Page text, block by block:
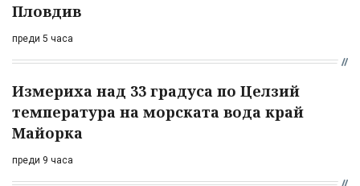
Пловдив
преди 5 часа
Измериха над 33 градуса по Целзий
температура на морската вода край
Майорка
преди 9 часа